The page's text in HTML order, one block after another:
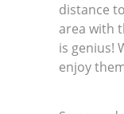
distance
area with
is genius!
enjoy